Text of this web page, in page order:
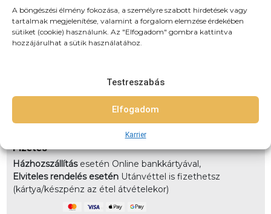
A böngészési élmény fokozása, a személyre szabott hirdetések vagy
tartalmak megjelenítése, valamint a forgalom elemzése érdekében
sütiket (cookie) használunk. Az "Elfogadom" gombra kattintva
hozzájárulhat a sütik használatához.
Elfogadom
Testreszabás
Karrier
Házhozszállítás / Elvitel
3-4km-közt: 990 4-5,5km közt: 1490 5,5-7km-közt: 1890
7km-8km-ig: 2490 8km-10km-ig: 2990
Rendelésedet kérheted előrendeléssel elvitelre,
vagy akár házhozszállítással is!
Fizetés
Házhozszállításesetén Online bankkártyával,
Elviteles rendelés esetén Utánvéttel is fizethetsz
(kártya/készpénz az étel átvételekor)